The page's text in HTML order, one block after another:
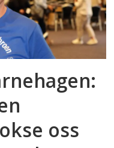
oss